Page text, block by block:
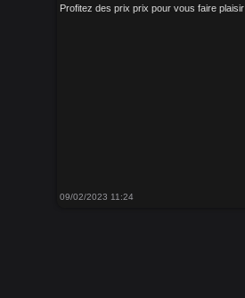
Profitez des prix prix pour vous faire plaisir
09/02/2023 11:24